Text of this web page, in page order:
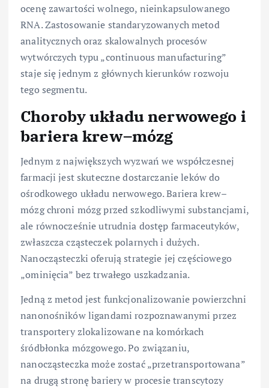
ocenę zawartości wolnego, nieinkapsulowanego
RNA. Zastosowanie standaryzowanych metod
analitycznych oraz skalowalnych procesów
wytwórczych typu „continuous manufacturing”
staje się jednym z głównych kierunków rozwoju
tego segmentu.
Choroby układu nerwowego i
bariera krew–mózg
Jednym z największych wyzwań we współczesnej
farmacji jest skuteczne dostarczanie leków do
ośrodkowego układu nerwowego. Bariera krew–
mózg chroni mózg przed szkodliwymi substancjami,
ale równocześnie utrudnia dostęp farmaceutyków,
zwłaszcza cząsteczek polarnych i dużych.
Nanocząsteczki oferują strategie jej częściowego
„ominięcia” bez trwałego uszkadzania.
Jedną z metod jest funkcjonalizowanie powierzchni
nanonośników ligandami rozpoznawanymi przez
transportery zlokalizowane na komórkach
śródbłonka mózgowego. Po związaniu,
nanocząsteczka może zostać „przetransportowana”
na drugą stronę bariery w procesie transcytozy